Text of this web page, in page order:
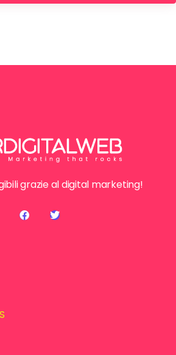
grazie al digital marketing!